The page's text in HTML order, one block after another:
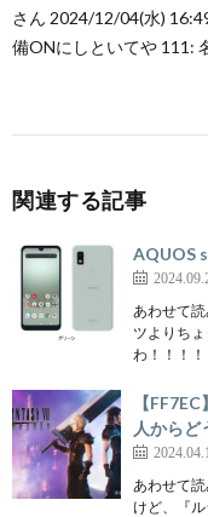
さん 2024/12/04(水)
備ONにしといてや 111:
関連する記事
AQUOS
あわせて
ツよりち
わ！！！
【
人からど
あわせて
けど、『